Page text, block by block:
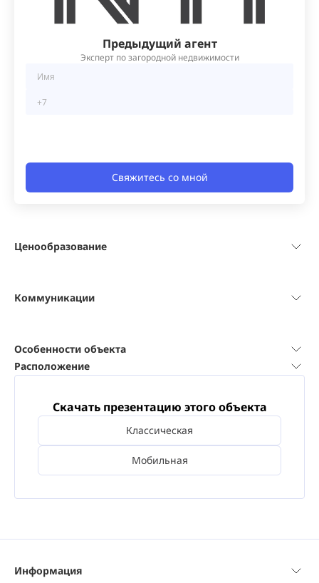
Ценообразование
Коммуникации
Особенности объекта
Предыдущий агент
Эксперт по загородной недвижимости
Свяжитесь со мной
Расположение
Скачать презентацию этого объекта
Классическая
Мобильная
Информация